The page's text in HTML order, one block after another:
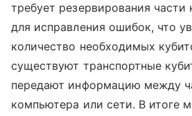
требует резервирования части
для исправления ошибок, что
количество необходимых
существуют транспортные
передают информацию между
компьютера или сети. В итоге